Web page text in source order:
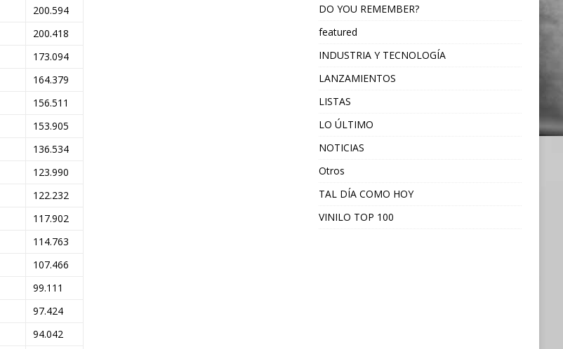
200.594
200.418
173.094
164.379
156.511
153.905
136.534
123.990
122.232
117.902
114.763
107.466
99.111
97.424
94.042
DO YOU REMEMBER?
featured
INDUSTRIA Y TECNOLOGÍA
LANZAMIENTOS
LISTAS
LO ÚLTIMO
NOTICIAS
Otros
TAL DÍA COMO HOY
VINILO TOP 100